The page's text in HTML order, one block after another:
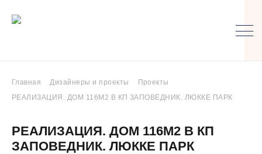
Главная Дизайнеры и проекты
Проекты
РЕАЛИЗАЦИЯ. ДОМ 116М2 В КП ЗАПОВЕДНИК. ЛЮККЕ ПАРК
РЕАЛИЗАЦИЯ. ДОМ 116М2 В КП
ЗАПОВЕДНИК. ЛЮККЕ ПАРК